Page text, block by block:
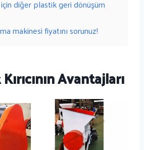
diğer plastik geri dönüşüm
makinesi fiyatını sorunuz!
Avantajları